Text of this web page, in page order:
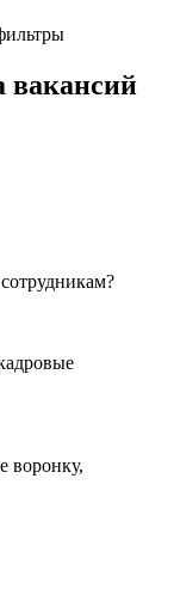
вакансий
воронку,